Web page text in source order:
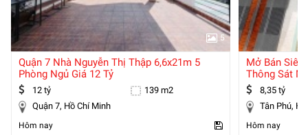
5
Quận 7 Nhà Nguyễn Thị Thập 6,6x21m 5
Phòng Ngủ Giá 12 Tỷ
12 tỷ
139 m2
Quận 7, Hồ Chí Minh
Hôm nay
Mở Bán Siêu Phẩm – Đối
Thông Sát
8,35 tỷ
Tân
Hôm nay